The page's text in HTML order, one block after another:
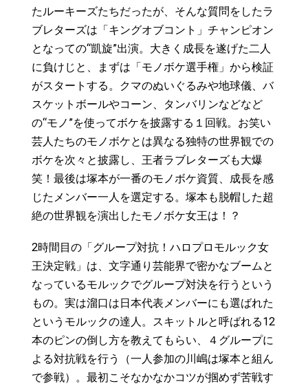
たルーキーズたちだったが、そんな質問をしたラ
ブレターズは「キングオブコント」チャンピオン
となっての“凱旋”出演。大きく成長を遂げた二人
に負けじと、まずは「モノボケ選手権」から検証
がスタートする。クマのぬいぐるみや地球儀、バ
スケットボールやコーン、タンバリンなどなど
の“モノ”を使ってボケを披露する１回戦。お笑い
芸人たちのモノボケとは異なる独特の世界観での
ボケを次々と披露し、王者ラブレターズも大爆
笑！最後は塚本が一番のモノボケ資質、成長を感
じたメンバー一人を選定する。塚本も脱帽した超
絶の世界観を演出したモノボケ女王は！？
2時間目の「グループ対抗！ハロプロモルック女
王決定戦」は、文字通り芸能界で密かなブームと
なっているモルックでグループ対決を行うという
もの。実は溜口は日本代表メンバーにも選ばれた
というモルックの達人。スキットルと呼ばれる12
本のピンの倒し方を教えてもらい、４グループに
よる対抗戦を行う（一人参加の川嶋は塚本と組ん
で参戦）。最初こそなかなかコツが掴めず苦戦す